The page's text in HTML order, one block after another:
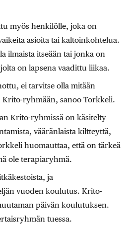
myös henkilölle, joka on
asioita tai kaltoinkohtelua.
ilmaista itseään tai jonka on
on lapsena vaadittu liikaa.
ei tarvitse olla mitään
Krito-ryhmään, sanoo Torkkeli.
Krito-ryhmissä on käsitelty
vääränlaista kiltteyttä,
huomauttaa, että on tärkeä
ole terapiaryhmä.
ja
vuoden koulutus. Krito-
päivän koulutuksen.
tuessa.